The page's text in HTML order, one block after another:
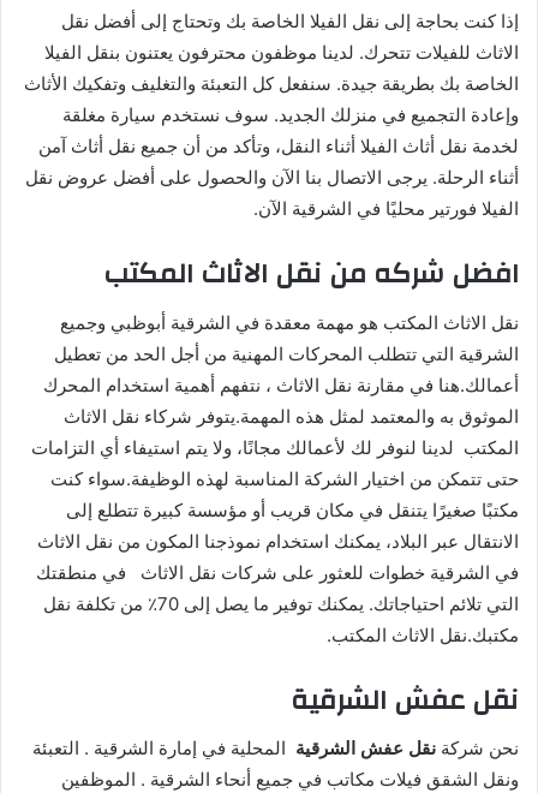
إذا كنت بحاجة إلى نقل الفيلا الخاصة بك وتحتاج إلى أفضل نقل
الاثاث للفيلات تتحرك. لدينا موظفون محترفون يعتنون بنقل الفيلا
الخاصة بك بطريقة جيدة. سنفعل كل التعبئة والتغليف وتفكيك الأثاث
وإعادة التجميع في منزلك الجديد. سوف نستخدم سيارة مغلقة
لخدمة نقل أثاث الفيلا أثناء النقل، وتأكد من أن جميع نقل أثاث آمن
أثناء الرحلة. يرجى الاتصال بنا الآن والحصول على أفضل عروض نقل
الفيلا فورتير محليًا في الشرقية الآن.
افضل شركه من نقل الاثاث المكتب
نقل الاثاث المكتب هو مهمة معقدة في الشرقية أبوظبي وجميع
الشرقية التي تتطلب المحركات المهنية من أجل الحد من تعطيل
أعمالك.هنا في مقارنة نقل الاثاث ، نتفهم أهمية استخدام المحرك
الموثوق به والمعتمد لمثل هذه المهمة.يتوفر شركاء نقل الاثاث
المكتب لدينا لنوفر لك لأعمالك مجانًا، ولا يتم استيفاء أي التزامات
حتى تتمكن من اختيار الشركة المناسبة لهذه الوظيفة.سواء كنت
مكتبًا صغيرًا يتنقل في مكان قريب أو مؤسسة كبيرة تتطلع إلى
الانتقال عبر البلاد، يمكنك استخدام نموذجنا المكون من نقل الاثاث
في الشرقية خطوات للعثور على شركات نقل الاثاث في منطقتك
التي تلائم احتياجاتك. يمكنك توفير ما يصل إلى 70٪ من تكلفة نقل
مكتبك.نقل الاثاث المكتب.
نقل عفش الشرقية
نحن شركة نقل عفش الشرقية المحلية في إمارة الشرقية . التعبئة
ونقل الشقق فيلات مكاتب في جميع أنحاء الشرقية . الموظفين